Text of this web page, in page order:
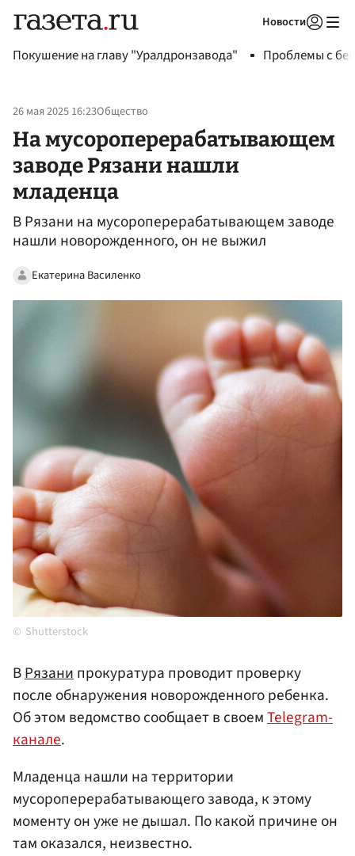
Новости
Покушение на главу "Уралдронзавода" Проблемы с
26 мая 2025 16:23Общество
На мусороперерабатывающем
заводе Рязани нашли
младенца
В Рязани на мусороперерабатывающем заводе
нашли новорожденного, он не выжил
Екатерина Василенко
Shutterstock
ВРязанипрокуратура проводит проверку
после обнаружения новорожденного ребенка.
Об этом ведомство сообщает в своемTelegram-
канале.
Младенца нашли на территории
мусороперерабатывающего завода, к этому
моменту он уже не дышал. По какой причине он
там оказался, неизвестно.